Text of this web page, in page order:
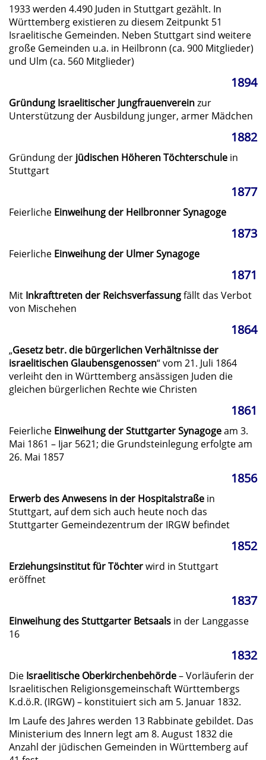
1933 werden 4.490 Juden in Stuttgart gezählt. In
Württemberg existieren zu diesem Zeitpunkt 51
Israelitische Gemeinden. Neben Stuttgart sind weitere
große Gemeinden u.a. in Heilbronn (ca. 900 Mitglieder)
und Ulm (ca. 560 Mitglieder)
1894
Gründung Israelitischer Jungfrauenvereinzur
Unterstützung der Ausbildung junger, armer Mädchen
1882
Gründung der jüdischen Höheren Töchterschule in
Stuttgart
1877
Feierliche Einweihung der Heilbronner Synagoge
1873
Feierliche Einweihung der Ulmer Synagoge
1871
Mit Inkrafttreten der Reichsverfassungfällt das Verbot
von Mischehen
1864
„Gesetz betr. die bürgerlichen Verhältnisse der
israelitischen Glaubensgenossen“ vom 21. Juli 1864
verleiht den in Württemberg ansässigen Juden die
gleichen bürgerlichen Rechte wie Christen
1861
Feierliche Einweihung der Stuttgarter Synagogeam 3.
Mai 1861 – Ijar 5621; die Grundsteinlegung erfolgte am
26. Mai 1857
1856
Erwerb des Anwesens in der Hospitalstraße in
Stuttgart, auf dem sich auch heute noch das
Stuttgarter Gemeindezentrum der IRGW befindet
1852
Erziehungsinstitut für Töchterwird in Stuttgart
eröffnet
1837
Einweihung des Stuttgarter Betsaals in der Langgasse
16
1832
Die Israelitische Oberkirchenbehörde– Vorläuferin der
Israelitischen Religionsgemeinschaft Württembergs
K.d.ö.R. (IRGW) – konstituiert sich am 5. Januar 1832.
Im Laufe des Jahres werden 13 Rabbinate gebildet. Das
Ministerium des Innern legt am 8. August 1832 die
Anzahl der jüdischen Gemeinden in Württemberg auf